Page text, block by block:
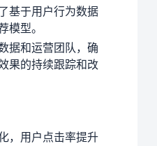
基于用户行为数据
模型。
据和运营团队，确
果的持续跟踪和改
，用户点击率提升